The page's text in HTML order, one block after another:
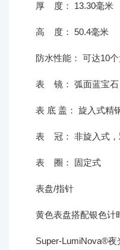
厚 度： 13.30毫米
高 度： 50.4毫米
防水性能： 可达10
表 镜： 弧面蓝宝石
表 底 盖： 旋入式精
表 冠： 非旋入式，
表 圈： 固定式
表盘/指针
黄色表盘搭配银色计
Super-LumiNova®夜